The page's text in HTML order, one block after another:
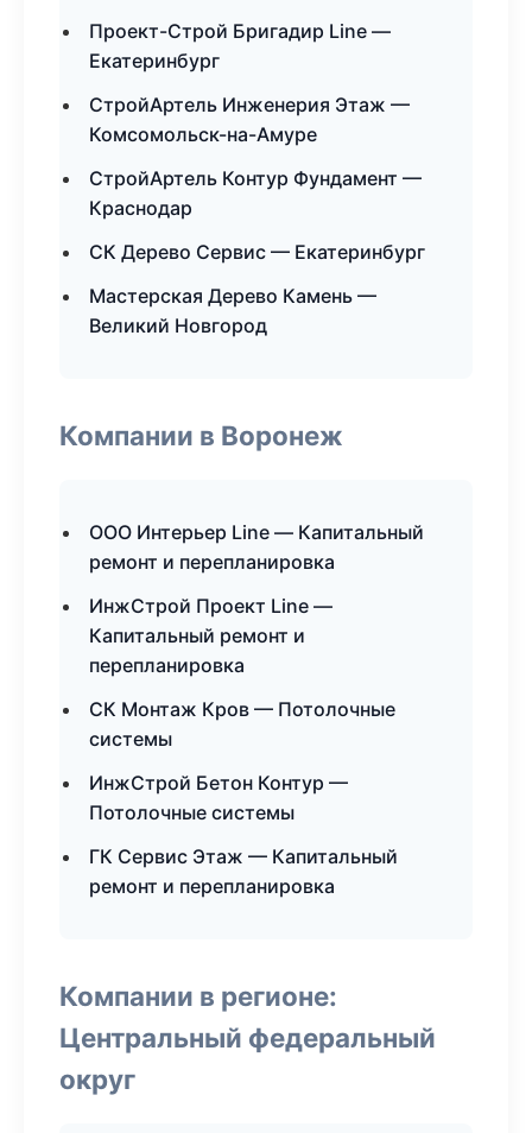
Проект-Строй Бригадир Line —
Екатеринбург
СтройАртель Инженерия Этаж —
Комсомольск-на-Амуре
СтройАртель Контур Фундамент —
Краснодар
СК Дерево Сервис — Екатеринбург
Мастерская Дерево Камень —
Великий Новгород
Компании в Воронеж
ООО Интерьер Line — Капитальный
ремонт и перепланировка
ИнжСтрой Проект Line —
Капитальный ремонт и
перепланировка
СК Монтаж Кров — Потолочные
системы
ИнжСтрой Бетон Контур —
Потолочные системы
ГК Сервис Этаж — Капитальный
ремонт и перепланировка
Компании в регионе:
Центральный федеральный
округ